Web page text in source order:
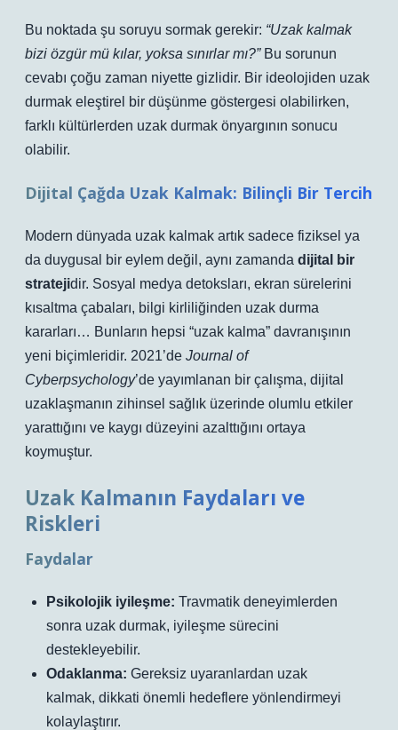
Bu noktada şu soruyu sormak gerekir: “Uzak kalmak
bizi özgür mü kılar, yoksa sınırlar mı?”Bu sorunun
cevabı çoğu zaman niyette gizlidir. Bir ideolojiden uzak
durmak eleştirel bir düşünme göstergesi olabilirken,
farklı kültürlerden uzak durmak önyargının sonucu
olabilir.
Dijital Çağda Uzak Kalmak: Bilinçli Bir Tercih
Modern dünyada uzak kalmak artık sadece fiziksel ya
da duygusal bir eylem değil, aynı zamanda dijital bir
stratejidir. Sosyal medya detoksları, ekran sürelerini
kısaltma çabaları, bilgi kirliliğinden uzak durma
kararları… Bunların hepsi “uzak kalma” davranışının
yeni biçimleridir. 2021’de Journal of
Cyberpsychology’de yayımlanan bir çalışma, dijital
uzaklaşmanın zihinsel sağlık üzerinde olumlu etkiler
yarattığını ve kaygı düzeyini azalttığını ortaya
koymuştur.
Uzak Kalmanın Faydaları ve
Riskleri
Faydalar
Psikolojik iyileşme: Travmatik deneyimlerden
sonra uzak durmak, iyileşme sürecini
destekleyebilir.
Odaklanma: Gereksiz uyaranlardan uzak
kalmak, dikkati önemli hedeflere yönlendirmeyi
kolaylaştırır.